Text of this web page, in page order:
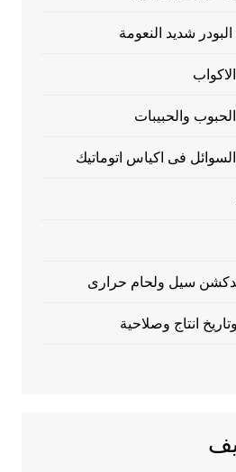
شديد النعومة
والحبيبات
فى اكياس اتوماتيك
سيل ولحام حرارى
انتاج وصلاحية